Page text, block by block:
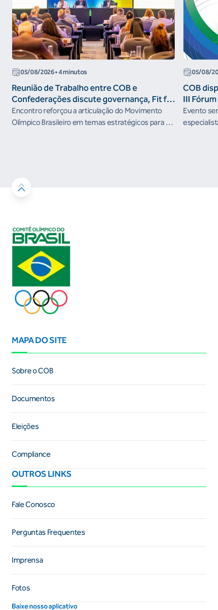
05/08/2026• 4 minutos
Reunião de Trabalho entre COB e
Confederações discute governança, Fit for
the Future e presença do Brasil em
organismos internacionais
Encontro reforçou a articulação do Movimento
Olímpico Brasileiro em temas estratégicos para os
05/08/
COB
III
Evento
MAPA DO SITE
Sobre o COB
Documentos
Eleições
Compliance
OUTROS LINKS
Fale Conosco
Perguntas Frequentes
Imprensa
Fotos
Baixe nosso aplicativo